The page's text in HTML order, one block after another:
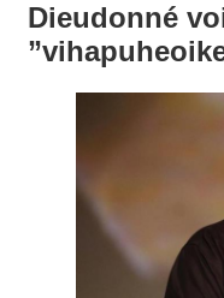
Dieudonné